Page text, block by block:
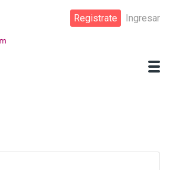
Registrate Ingresar